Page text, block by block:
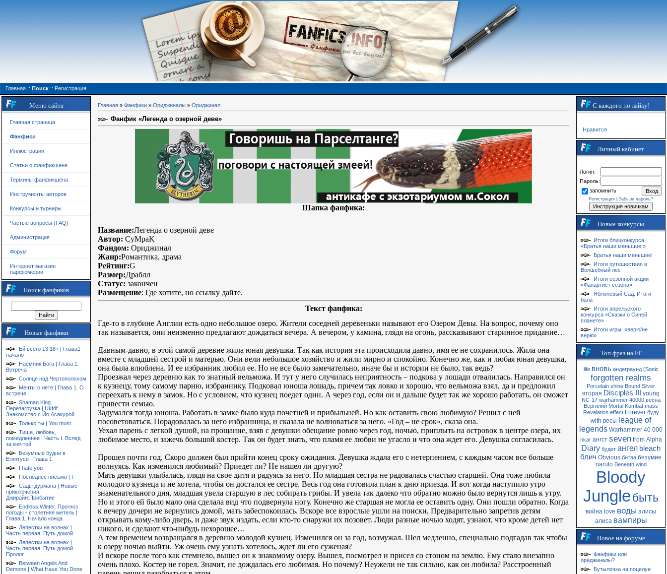
Главная :: Поиск :: Регистрация
Меню сайта
Главная страница
Фанфики
Иллюстрации
Статьи о фанфикшене
Термины фанфикшена
Инструменты авторов
Конкурсы и турниры
Частые вопросы (FAQ)
Администрация
Форум
Интернет магазин
парфюмерии
Поиск фанфиков
Новые фанфики
Ей всего 13 18+ | Глава1
начало
Наёмник Бога | Глава 1.
Встреча
Солнце над Чертополохом
Мечты о лете | Глава 1. О
встрече
Shaman King.
Перезагрузка | Ukfdf
Знакомство с Йо Асакурой
Только ты | You must
Тише, любовь,
помедленнее | Часть I. Вслед
за мечтой
Безумные будни в
Египтусе | Глава 1
I hate you
Последнее письмо | I
Сады дурмана | Новые
приключения
Джирайи:Прибытие
Endless Winter. Прогноз
погоды - столетняя метель |
Глава 1. Начало конца
Лепестки на волнах |
Часть первая. Путь домой
Лепестки на волнах |
Часть первая. Путь домой.
Пролог
Between Angels And
Demons | What Have You Done
Главная » Фанфики » Ориджиналы » Ориджинал
Фанфик «Легенда о озерной деве»
Шапка фанфика:
Название:Легенда о озерной деве
Автор: CyMpaK
Фандом: Ориджинал
Жанр:Романтика, драма
Рейтинг:G
Размер:Драблл
Статус: закончен
Размещение: Где хотите, но ссылку дайте.
Текст фанфика:
Где-то в глубине Англии есть одно небольшое озеро. Жители соседней деревеньки называют его Озером Девы. На вопрос, почему оно
так называется, они неизменно предлагают дождаться вечера. А вечером, у камина, глядя на огонь, рассказывают старинное придание…
Давным-давно, в этой самой деревне жила юная девушка. Так как история эта происходила давно, имя ее не сохранилось. Жила она
вместе с младшей сестрой и матерью. Они вели небольшое хозяйство и жили мирно и спокойно. Конечно же, как и любая юная девушка,
она была влюблена. И ее избранник любил ее. Но не все было замечательно, иначе бы и истории не было, так ведь?
Проезжал через деревню как то знатный вельможа. И тут у него случилась неприятность – подкова у лошади отвалилась. Направился он
к кузнецу, тому самому парню, избраннику. Подковал юноша лошадь, причем так ловко и хорошо, что вельможа взял, да и предложил
переехать к нему в замок. Но с условием, что кузнец поедет один. А через год, если он и дальше будет так же хорошо работать, он сможет
привести семью.
Задумался тогда юноша. Работать в замке было куда почетней и прибыльней. Но как оставить свою любимую? Решил с ней
посоветоваться. Порадовалась за него избранница, и сказала не волноваться за него. «Год – не срок», сказа она.
Уехал парень с легкой душой, на прощание, взяв с девушки обещание ровно через год, ночью, приплыть на островок в центре озера, их
любимое место, и зажечь большой костер. Так он будет знать, что пламя ее любви не угасло и что она ждет его. Девушка согласилась.
Прошел почти год. Скоро должен был прийти конец сроку ожидания. Девушка ждала его с нетерпением, с каждым часом все больше
волнуясь. Как изменился любимый? Приедет ли? Не нашел ли другую?
Мать девушки улыбалась, глядя на свое дитя и радуясь за него. Но младшая сестра не радовалась счастью старшей. Она тоже любила
молодого кузнеца и не хотела, чтобы он достался ее сестре. Весь год она готовила план к дню приезда. И вот когда наступило утро
знаменательного дня, младшая увела старшую в лес собирать грибы. И увела так далеко что обратно можно было вернутся лишь к утру.
Но и этого ей было мало она сделала вид что подвернула ногу. Конечно же старшая не могла ее оставить одну. Они пошли обратно. Когда
к вечеру дочери не вернулись домой, мать забеспокоилась. Вскоре все взрослые ушли на поиски, Предварительно запретив детям
открывать кому-либо дверь, и даже звук издать, если кто-то снаружи их позовет. Люди разные ночью ходят, узнают, что кроме детей нет
никого, и сделают что-нибудь нехорошее…
А тем временем возвращался в деревню молодой кузнец. Изменился он за год, возмужал. Шел медленно, специально подгадав так чтобы
к озеру ночью выйти. Уж очень ему узнать хотелось, ждет ли его суженая?
И вскоре после того как стемнело, вышел он к знакомому озеру. Вышел, посмотрел и присел со стоном на землю. Ему стало внезапно
очень плохо. Костер не горел. Значит, не дождалась его любимая. Но почему? Неужели не так сильно, как он любила? Расстроенный
С каждого по лайку!
Нравится
Личный кабинет
Логин:
Пароль:
запомнить
Регистрация Забыли пароль?
Новые конкурсы
Итоги блицконкурса
«Братья наши меньшие!»
Братья наши меньшие!
Итоги путешествия в
Волшебный лес
Итоги сезонной акции
«Фанартист сезона»
Яблоневый Сад. Итоги
бала
Итоги апрельского
конкурса «Сказки о Синей
планете»
Итоги игры: «верю/не
верю»
Топ фраз на FF
life вновь андеграунд (Sonic
forgotten realms
Porcelain shine Bound Silver
вторая Disciples III young
NC-17 warhammer 40000 весна
Вергилий Mortal Kombat mass
Revelation effect Forever буду
with весы league of
legends Warhammer 40 000
nkar ангст seven from Alpha
Diary будет ангел bleach
блич Obvious битва безумие
naruto Beneath wind
Bloody
Jungleбыть
война love воды алисы
алиса вампиры
Новое на форуме
Фанфики или
ориджиналы?
Бутылочка на поцелуи